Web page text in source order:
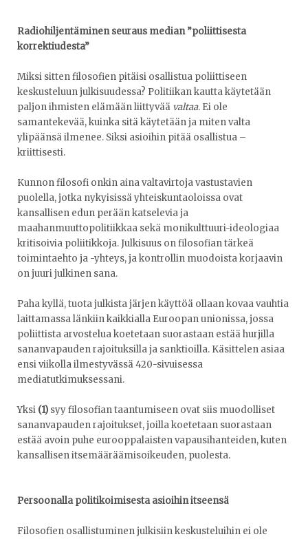
Radiohiljentäminen seuraus median”poliittisesta
korrektiudesta”
Miksi sitten filosofien pitäisi osallistua poliittiseen
keskusteluun julkisuudessa? Politiikan kautta käytetään
paljon ihmisten elämään liittyvää valtaa. Ei ole
samantekevää, kuinka sitä käytetään ja miten valta
ylipäänsä ilmenee. Siksi asioihin pitää osallistua –
kriittisesti.
Kunnon filosofi onkin aina valtavirtoja vastustavien
puolella, jotka nykyisissä yhteiskuntaoloissa ovat
kansallisen edun perään katselevia ja
maahanmuuttopolitiikkaa sekä monikulttuuri-ideologiaa
kritisoivia poliitikkoja. Julkisuus on filosofian tärkeä
toimintaehto ja -yhteys, ja kontrollin muodoista korjaavin
on juuri julkinen sana.
Paha kyllä, tuota julkista järjen käyttöä ollaan kovaa vauhtia
laittamassa länkiin kaikkialla Euroopan unionissa, jossa
poliittista arvostelua koetetaan suorastaan estää hurjilla
sananvapauden rajoituksilla ja sanktioilla. Käsittelen asiaa
ensi viikolla ilmestyvässä 420-sivuisessa
mediatutkimuksessani.
Yksi (1) syy filosofian taantumiseen ovat siis muodolliset
sananvapauden rajoitukset, joilla koetetaan suorastaan
estää avoin puhe eurooppalaisten vapausihanteiden, kuten
kansallisen itsemääräämisoikeuden, puolesta.
Persoonalla politikoimisesta asioihin itseensä
Filosofien osallistuminen julkisiin keskusteluihin ei ole